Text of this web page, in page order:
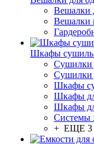
Вешалки
Вешалки
Шкафы
Сушилки
Сушилки
Шкафы
Шкафы
Шкафы
Системы
+ ЕЩЕ 3